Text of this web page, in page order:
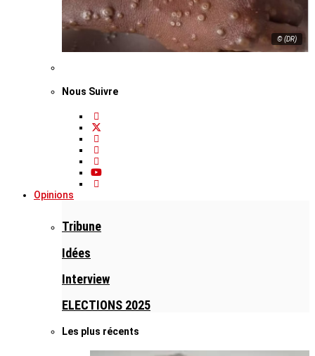
© (DR)
Nous Suivre
Opinions
Tribune
Idées
Interview
ELECTIONS 2025
Les plus récents